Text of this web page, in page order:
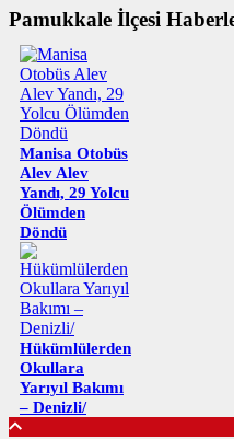
Pamukkale İlçesi
Manisa Otobüs
Alev Alev
Yandı, 29 Yolcu
Ölümden
Döndü
Hükümlülerden
Okullara
Yarıyıl Bakımı
– Denizli/